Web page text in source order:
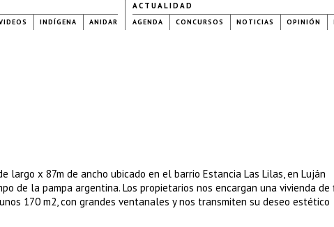
INDÍGENA ANIDAR
ACTUALIDAD
AGENDA CONCURSOS NOTICIAS OPINIÓN
largo x 87m de ancho ubicado en el barrio Estancia Las Lilas, en Luján
de la pampa argentina. Los propietarios nos encargan una vivienda de
170 m2, con grandes ventanales y nos transmiten su deseo estético